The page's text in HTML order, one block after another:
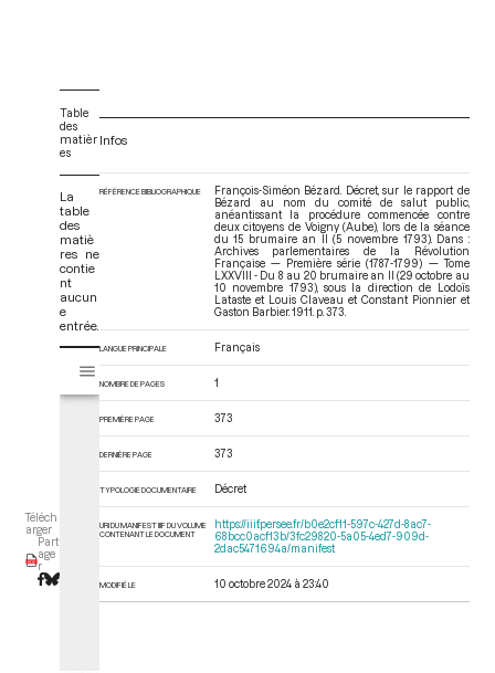
Téléch
arger
Part
age
r
Table
des
matièr
es
La
table
des
matiè
res ne
contie
nt
aucun
e
entrée.
s
Tome LXXVIII - Du 8 au 20 brumaire an II (29 octobre au 10 novembre
Infos
RÉFÉRENCE BIBLIOGRAPHIQUE
François-Siméon Bézard. Décret, sur le rapport de
Bézard au nom du comité de salut public,
anéantissant la procédure commencée contre
deux citoyens de Voigny (Aube), lors de la séance
du 15 brumaire an II (5 novembre 1793). Dans :
Archives parlementaires de la Révolution
Française — Première série (1787-1799) — Tome
LXXVIII - Du 8 au 20 brumaire an II (29 octobre au
10 novembre 1793), sous la direction de Lodoïs
Lataste et Louis Claveau et Constant Pionnier et
Gaston Barbier. 1911. p. 373.
LANGUE PRINCIPALE Français
NOMBRE DE PAGES 1
PREMIÈRE PAGE 373
DERNIÈRE PAGE 373
TYPOLOGIE DOCUMENTAIRE Décret
URI DU MANIFEST IIIF DU VOLUME
CONTENANT LE DOCUMENT
https://iiif.persee.fr/b0e2cf11-597c-427d-8ac7-
68bcc0acf13b/3fc29820-5a05-4ed7-909d-
2dac5471694a/manifest
MODIFIÉ LE 10 octobre 2024 à 23:40